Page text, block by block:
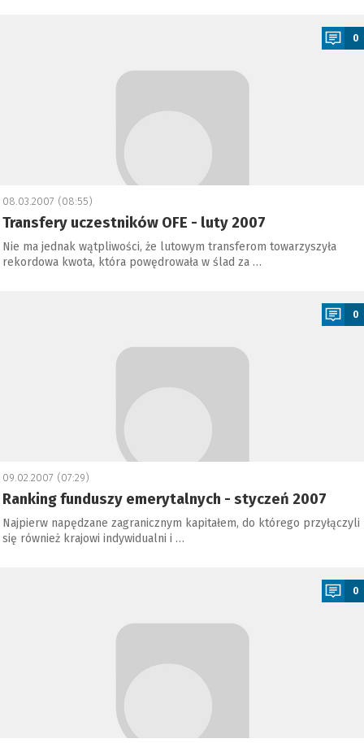
0
08.03.2007 (08:55)
Transfery uczestników OFE - luty 2007
Nie ma jednak wątpliwości, że lutowym transferom towarzyszyła
rekordowa kwota, która powędrowała w ślad za …
0
09.02.2007 (07:29)
Ranking funduszy emerytalnych - styczeń 2007
Najpierw napędzane zagranicznym kapitałem, do którego przyłączyli
się również krajowi indywidualni i …
0